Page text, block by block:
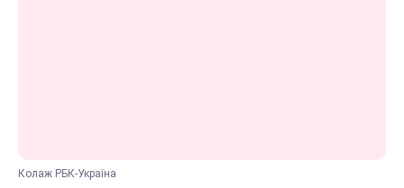
Колаж РБК-Україна